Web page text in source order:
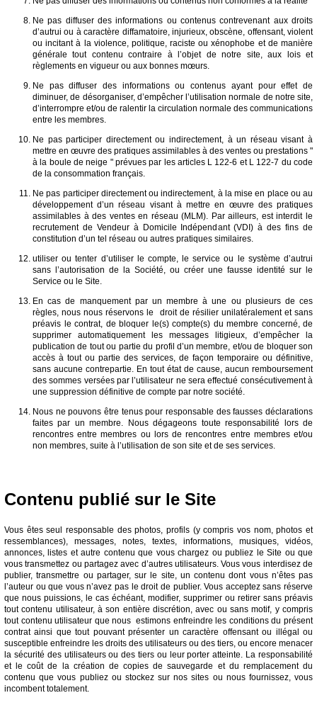
Ne pas diffuser des informations ou contenus contrevenant aux droits
d’autrui ou à caractère diffamatoire, injurieux, obscène, offensant, violent
ou incitant à la violence, politique, raciste ou xénophobe et de manière
générale tout contenu contraire à l’objet de notre site, aux lois et
règlements en vigueur ou aux bonnes mœurs.
Ne pas diffuser des informations ou contenus ayant pour effet de
diminuer, de désorganiser, d’empêcher l’utilisation normale de notre site,
d’interrompre et/ou de ralentir la circulation normale des communications
entre les membres.
Ne pas participer directement ou indirectement, à un réseau visant à
mettre en œuvre des pratiques assimilables à des ventes ou prestations "
à la boule de neige " prévues par les articles L 122-6 et L 122-7 du code
de la consommation français.
Ne pas participer directement ou indirectement, à la mise en place ou au
développement d’un réseau visant à mettre en œuvre des pratiques
assimilables à des ventes en réseau (MLM). Par ailleurs, est interdit le
recrutement de Vendeur à Domicile Indépendant (VDI) à des fins de
constitution d’un tel réseau ou autres pratiques similaires.
utiliser ou tenter d’utiliser le compte, le service ou le système d’autrui
sans l’autorisation de la Société, ou créer une fausse identité sur le
Service ou le Site.
En cas de manquement par un membre à une ou plusieurs de ces
règles, nous nous réservons le droit de résilier unilatéralement et sans
préavis le contrat, de bloquer le(s) compte(s) du membre concerné, de
supprimer automatiquement les messages litigieux, d’empêcher la
publication de tout ou partie du profil d’un membre, et/ou de bloquer son
accès à tout ou partie des services, de façon temporaire ou définitive,
sans aucune contrepartie. En tout état de cause, aucun remboursement
des sommes versées par l’utilisateur ne sera effectué consécutivement à
une suppression définitive de compte par notre société.
Nous ne pouvons être tenus pour responsable des fausses déclarations
faites par un membre. Nous dégageons toute responsabilité lors de
rencontres entre membres ou lors de rencontres entre membres et/ou
non membres, suite à l’utilisation de son site et de ses services.
Contenu publié sur le Site
Vous êtes seul responsable des photos, profils (y compris vos nom, photos et
ressemblances), messages, notes, textes, informations, musiques, vidéos,
annonces, listes et autre contenu que vous chargez ou publiez le Site ou que
vous transmettez ou partagez avec d’autres utilisateurs. Vous vous interdisez de
publier, transmettre ou partager, sur le site, un contenu dont vous n’êtes pas
l’auteur ou que vous n’avez pas le droit de publier. Vous acceptez sans réserve
que nous puissions, le cas échéant, modifier, supprimer ou retirer sans préavis
tout contenu utilisateur, à son entière discrétion, avec ou sans motif, y compris
tout contenu utilisateur que nous estimons enfreindre les conditions du présent
contrat ainsi que tout pouvant présenter un caractère offensant ou illégal ou
susceptible enfreindre les droits des utilisateurs ou des tiers, ou encore menacer
la sécurité des utilisateurs ou des tiers ou leur porter atteinte. La responsabilité
et le coût de la création de copies de sauvegarde et du remplacement du
contenu que vous publiez ou stockez sur nos sites ou nous fournissez, vous
incombent totalement.